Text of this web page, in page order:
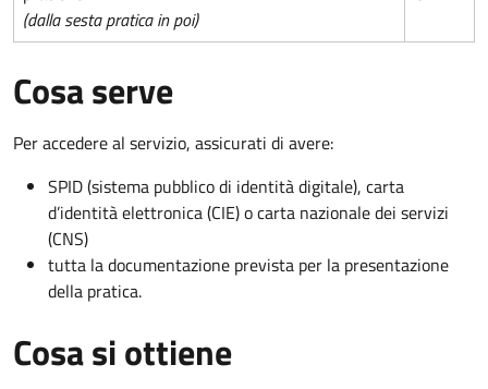
(dalla sesta pratica in poi)
Cosa serve
Per accedere al servizio, assicurati di avere:
SPID (sistema pubblico di identità digitale), carta
d’identità elettronica (CIE) o carta nazionale dei servizi
(CNS)
tutta la documentazione prevista per la presentazione
della pratica.
Cosa si ottiene